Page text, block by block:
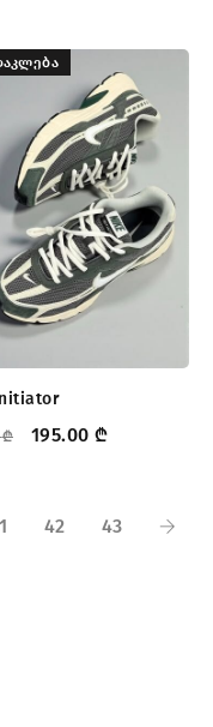
₾ 195.00 ₾
42 43